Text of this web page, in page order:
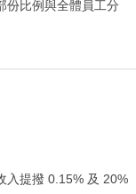
份比例與全體員工分
入提撥 0.15% 及 20%